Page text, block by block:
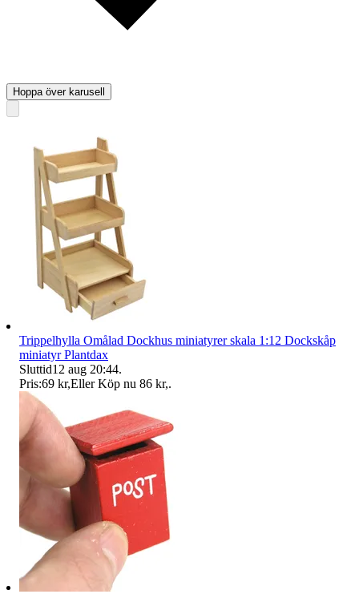
Hoppa över karusell
Trippelhylla Omålad Dockhus miniatyrer skala 1:12 Dockskåp
miniatyr Plantdax
Sluttid12 aug 20:44.
Pris:69 kr,Eller Köp nu 86 kr,.